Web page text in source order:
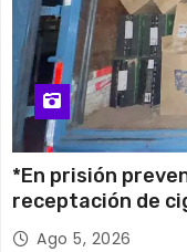
*En prisión
receptación de
millones*
Ago 5, 2026